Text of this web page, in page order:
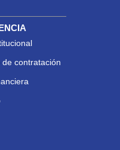
contratación